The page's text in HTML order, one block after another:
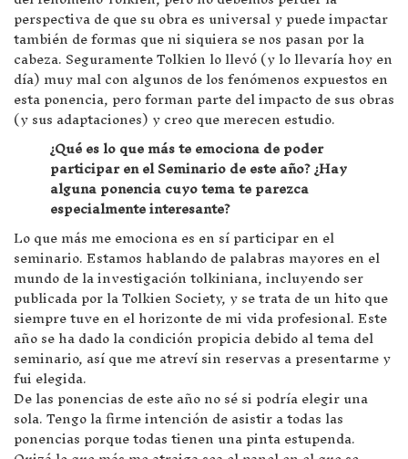
perspectiva de que su obra es universal y puede impactar
también de formas que ni siquiera se nos pasan por la
cabeza. Seguramente Tolkien lo llevó (y lo llevaría hoy en
día) muy mal con algunos de los fenómenos expuestos en
esta ponencia, pero forman parte del impacto de sus obras
(y sus adaptaciones) y creo que merecen estudio.
¿Qué es lo que más te emociona de poder
participar en el Seminario de este año? ¿Hay
alguna ponencia cuyo tema te parezca
especialmente interesante?
Lo que más me emociona es en sí participar en el
seminario. Estamos hablando de palabras mayores en el
mundo de la investigación tolkiniana, incluyendo ser
publicada por la Tolkien Society, y se trata de un hito que
siempre tuve en el horizonte de mi vida profesional. Este
año se ha dado la condición propicia debido al tema del
seminario, así que me atreví sin reservas a presentarme y
fui elegida.
De las ponencias de este año no sé si podría elegir una
sola. Tengo la firme intención de asistir a todas las
ponencias porque todas tienen una pinta estupenda.